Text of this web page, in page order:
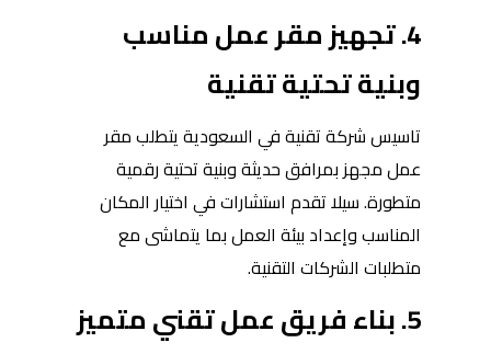
4. تجهيز مقر عمل مناسب
وبنية تحتية تقنية
تاسيس شركة تقنية في السعودية يتطلب مقر
عمل مجهز بمرافق حديثة وبنية تحتية رقمية
متطورة. سيلا تقدم استشارات في اختيار المكان
المناسب وإعداد بيئة العمل بما يتماشى مع
متطلبات الشركات التقنية.
5. بناء فريق عمل تقني متميز